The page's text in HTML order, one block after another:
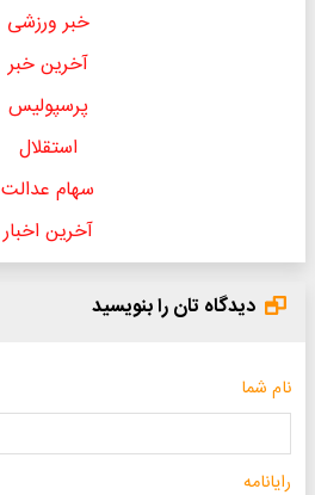
خبر ورزشی
آخرین خبر
پرسپولیس
استقلال
سهام عدالت
آخرین اخبار
دیدگاه تان را بنویسید
نام شما
رایانامه